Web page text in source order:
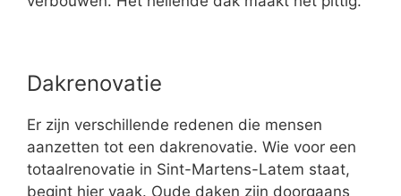
Dakrenovatie
Er zijn verschillende redenen die mensen
aanzetten tot een dakrenovatie. Wie voor een
totaalrenovatie in Sint-Martens-Latem staat,
begint hier vaak. Oude daken zijn doorgaans